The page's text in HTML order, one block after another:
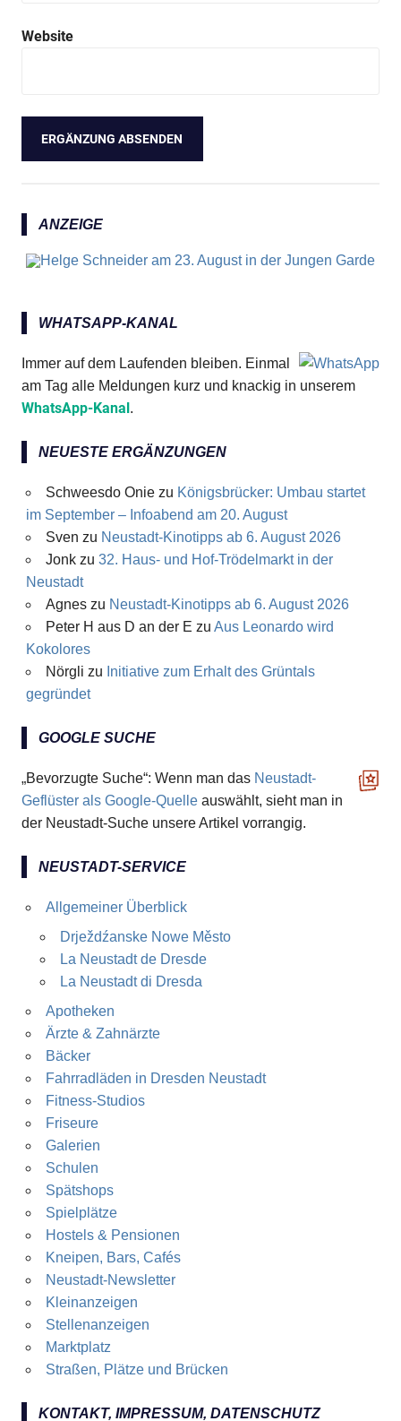
Website
ANZEIGE
WHATSAPP-KANAL
Immer auf dem Laufenden bleiben. Einmal
am Tag alle Meldungen kurz und knackig in unserem
WhatsApp-Kanal.
NEUESTE ERGÄNZUNGEN
Schweesdo Oniezu Königsbrücker: Umbau startet
im September – Infoabend am 20. August
Sven zu Neustadt-Kinotipps ab 6. August 2026
Jonkzu 32. Haus- und Hof-Trödelmarkt in der
Neustadt
Agneszu Neustadt-Kinotipps ab 6. August 2026
Peter H aus D an der E zu Aus Leonardo wird
Kokolores
Nörgli zu Initiative zum Erhalt des Grüntals
gegründet
GOOGLE SUCHE
„Bevorzugte Suche“: Wenn man das Neustadt-
Geflüster als Google-Quelle auswählt, sieht man in
der Neustadt-Suche unsere Artikel vorrangig.
NEUSTADT-SERVICE
Allgemeiner Überblick
Drježdźanske Nowe Město
La Neustadt de Dresde
La Neustadt di Dresda
Apotheken
Ärzte & Zahnärzte
Bäcker
Fahrradläden in Dresden Neustadt
Fitness-Studios
Friseure
Galerien
Schulen
Spätshops
Spielplätze
Hostels & Pensionen
Kneipen, Bars, Cafés
Neustadt-Newsletter
Kleinanzeigen
Stellenanzeigen
Marktplatz
Straßen, Plätze und Brücken
KONTAKT, IMPRESSUM, DATENSCHUTZ